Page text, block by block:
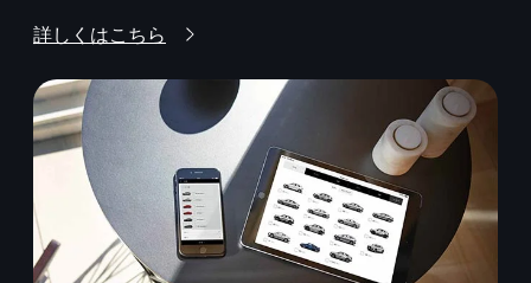
詳しくはこちら